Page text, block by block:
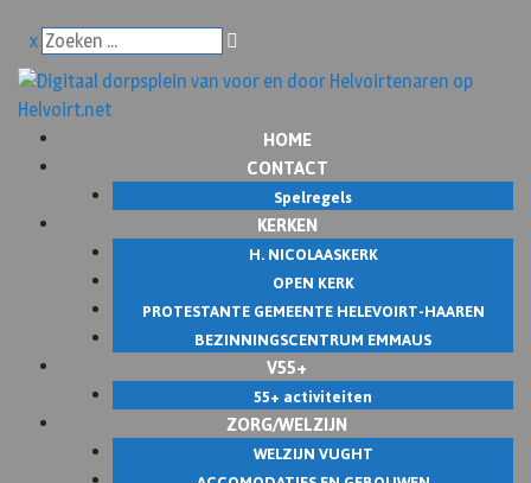
x
HOME
CONTACT
Spelregels
KERKEN
H. NICOLAASKERK
OPEN KERK
PROTESTANTE GEMEENTE HELEVOIRT-HAAREN
BEZINNINGSCENTRUM EMMAUS
V55+
55+ activiteiten
ZORG/WELZIJN
WELZIJN VUGHT